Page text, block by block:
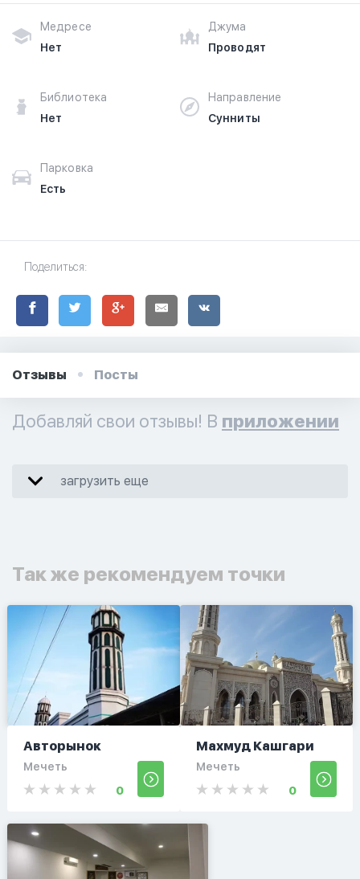
Медресе
Нет
Джума
Проводят
Библиотека
Нет
Направление
Сунниты
Парковка
Есть
Поделиться:
Отзывы Посты
Добавляй свои отзывы! В приложении
загрузить еще
Так же рекомендуем точки
Авторынок
Мечеть
0
Махмуд Кашгари
Мечеть
0